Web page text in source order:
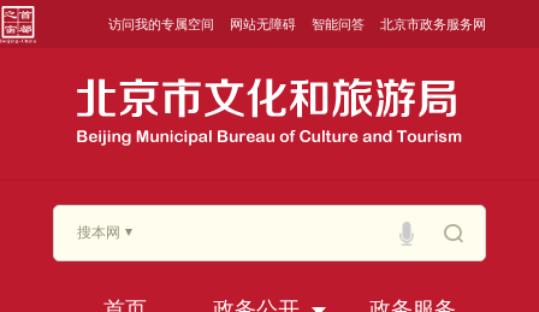
访问我的专属空间 网站无障碍 智能问答 北京市政务服务网
搜本网